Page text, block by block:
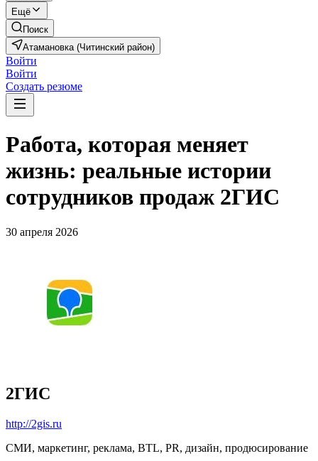
Ещё
Поиск
Атамановка (Читинский район)
Войти
Войти
Создать резюме
Работа, которая меняет
жизнь: реальные истории
сотрудников продаж 2ГИС
30 апреля 2026
2ГИС
http://2gis.ru
СМИ, маркетинг, реклама, BTL, PR, дизайн, продюсирование